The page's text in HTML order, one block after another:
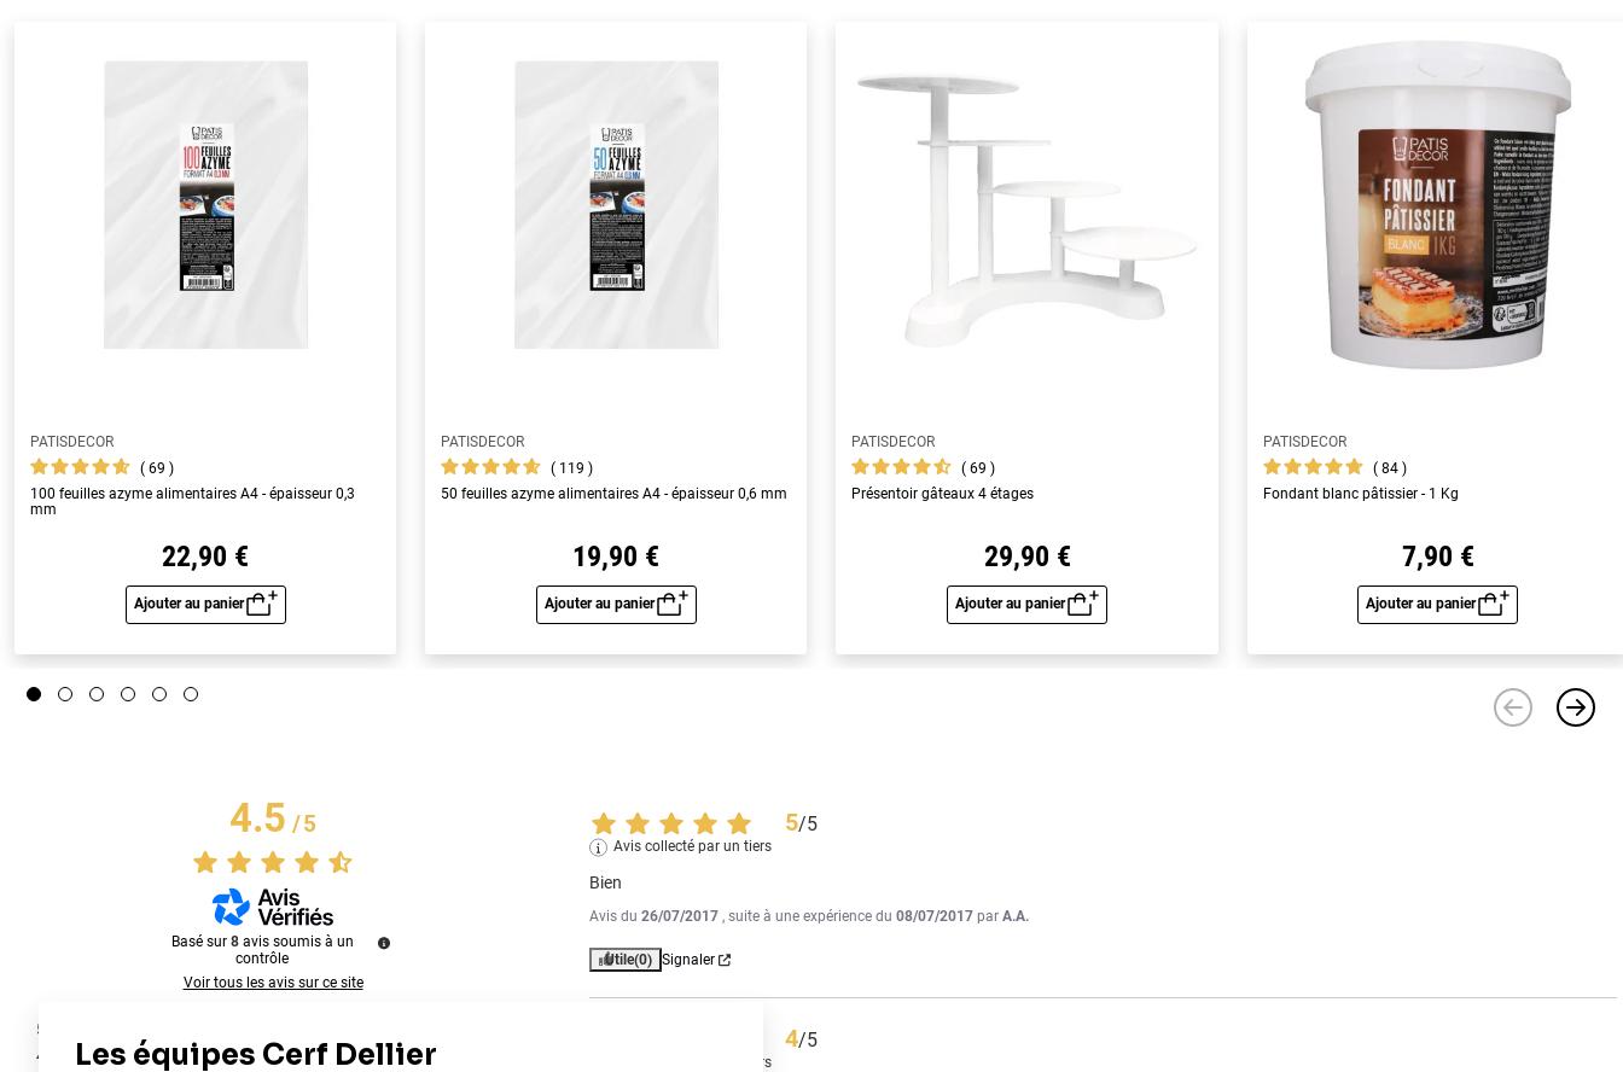
PATISDECOR
69
100 feuilles azyme alimentaires A4 - épaisseur 0,3
mm
22,90 €
Ajouter au panier
Aperçu rapide
PATISDECOR
119
50 feuilles azyme alimentaires A4 - épaisseur 0,6 mm
19,90 €
Ajouter au panier
Aperçu rapide
PATISDECOR
69
Présentoir gâteaux 4 étages
29,90 €
Ajouter au panier
Aperçu rapide
PATISDECOR
84
Fondant blanc pâtissier - 1 Kg
7,90 €
Ajouter au panier
Aperçu rapide
4.5/5
Basé sur 8 avis soumis à un
contrôle
Voir tous les avis sur ce site
5
4
étoiles
5/5
Avis collecté par un tiers
Bien
Avis du 26/07/2017 , suite à une expérience du 08/07/2017 par A.A.
Utile(0) Signaler
4/5
Avis collecté par un tiers